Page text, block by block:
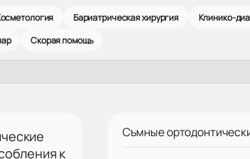
Бариатрическая хирургия Клинико-
Скорая помощь
к
Съмные